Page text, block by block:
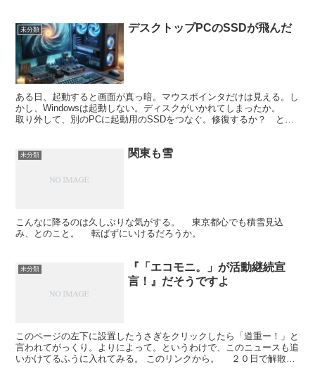
未分類 デスクトップPCのSSDが飛んだ
ある日、起動すると画面が真っ暗。マウスポインタだけは見える。し
かし、Windowsは起動しない。ディスクがいかれてしまったか。
取り外して、別のPCに起動用のSSDをつなぐ。修復するか？ とか
未分類 関東も雪
こんなに降るのは久しぶりな気がする。 東京都心でも積雪見込
み、とのこと。 転ばずにいけるだろうか。
未分類
『「エコモニ。」が活動継続宣
言！』だそうですよ
このページの左下に設置したうさぎをクリックしたら「道重ー！」と
言われてがっくり。よりによって。というわけで、このニュースも追
いかけてるふうに入れてみる。 このリンクから。 ２０日で解散予